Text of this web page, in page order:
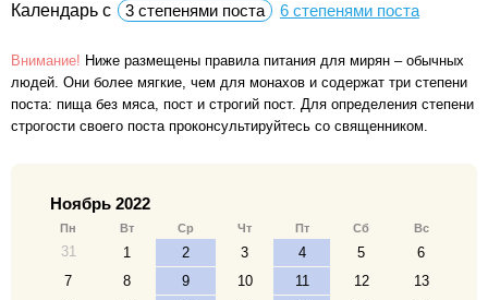
Календарь с 3 степенями поста 6 степенями поста
Внимание! Ниже размещены правила питания для мирян – обычных
людей. Они более мягкие, чем для монахов и содержат три степени
поста: пища без мяса, пост и строгий пост. Для определения степени
строгости своего поста проконсультируйтесь со священником.
Ноябрь 2022
Пн Вт Ср Чт Пт Сб Вс
31 1 2 3 4 5
6
7
8 9 10 11 12
13